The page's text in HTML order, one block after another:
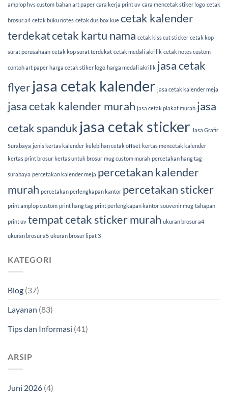
amplop hvs custom bahan art paper cara kerja print uv cara mencetak stiker logo cetak
brosur a4 cetak buku notes cetak dus box kue cetak kalender
terdekatcetak kartu nama cetak kiss cut sticker cetak kop
surat perusahaan cetak kop surat terdekat cetak medali akrilik cetak notes custom
contoh art paper harga cetak stiker logo harga medali akrilik jasa cetak
flyerjasa cetak kalender jasa cetak kalender meja
jasa cetak kalender murah jasa cetak plakat murah jasa
cetak spanduk jasa cetak sticker Jasa Grafir
Surabaya jenis kertas kalender kelebihan cetak offset kertas mencetak kalender
kertas print brosur kertas untuk brosur mug custom murah percetakan hang tag
surabaya percetakan kalender meja percetakan kalender
murah percetakan perlengkapan kantor percetakan sticker
print amplop custom print hang tag print perlengkapan kantor souvenir mug tahapan
print uv tempat cetak sticker murah ukuran brosur a4
ukuran brosur a5 ukuran brosur lipat 3
KATEGORI
Blog (37)
Layanan (83)
Tips dan Informasi (41)
ARSIP
Juni 2026 (4)